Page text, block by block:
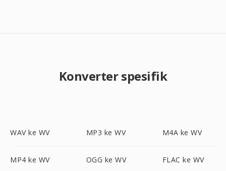
Konverter spesifik
WAV ke WV MP3 ke WV M4A ke WV
MP4 ke WV OGG ke WV FLAC ke WV